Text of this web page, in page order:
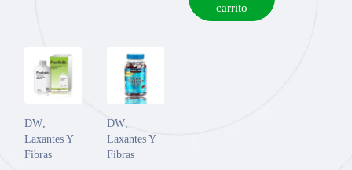
carrito
DW,
Laxantes Y
Fibras
DW,
Laxantes Y
Fibras